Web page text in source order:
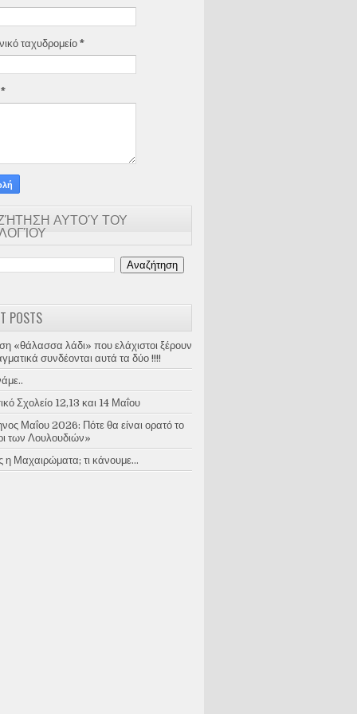
ταχυδρομείο *
*
ΑΥΤΟΎ ΤΟΥ
POSTS
«θάλασσα λάδι» που ελάχιστοι ξέρουν
συνδέονται αυτά τα δύο !!!!
Σχολείο 12,13 και 14 Μαΐου
Μαΐου 2026: Πότε θα είναι ορατό το
των Λουλουδιών»
η Μαχαιρώματα; τι κάνουμε...